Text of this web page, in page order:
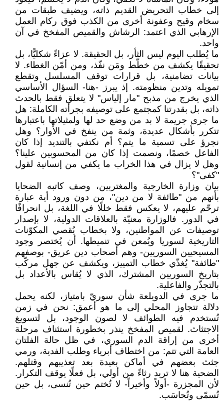
إلى خطاب التحريض القديم ذاته، ويضيف طبقات من
سخام وقيح وعفونة أخرى من الكذب فوق ركام العمل
الإرهابي الذي اعتمد: الرشاش والقميص المفخخ في آن
واحد.
ما يُطلب اليوم ليس الثأر، بل الحقيقة. لا عزاءً شكليًّا، بل
تحقيقًا يكشف من خطّط ومَن نفّذ، ومن أمّن الغطاء. لا
بيانات تضامنية، بل قرارات توقف المسلسل وتقطع
تمويله وتدين منظومته. إذ يبرز -هنا- السؤال الأساسي
الذي يخرج من مذبح "مار إلياس" لا يتعلق فقط بالحدث
ذاته، بل بقدرتنا كمجتمع على توصيفه بجرأته الكاملة: هل
ما جرى جريمة لا بد من وضع حد لها ولمثيلاتها باعتبارها
تتكرر بأشكال عديدة، وثمة من ينفخ في الأوار؟ وهل
نجرؤ على تسمية ما يتم؟ أم نكتفي بالتنديد إذا كان
الفاعل خصمًا، ونصمت إذا كان من المحسوبين علينا؟
وهل لا يزال في هذا الخراب ما يكفي من إنسانية لقول
"كفى"؟
بيان وزارة الخارجية والمغتربين، وصف كاتبه الضحايا
بأنهم من "طائفة لا من دين"، من دون ورود أية عبارة
ترحّم عليهم، لا يعكس فقط خللًا في اللغة، بل انحرافًا
في الدور. فالوزارة معنيّة بالعلاقات الدولية، لا بإصدار
توصيفات عن المواطنين، ولا بخطاب يُقصي المكوّنات
التاريخية لسوريا ويُمعن في تنميطها. أن يُختصر وجود
المسيحيين السوريين- وهم أصحاب دين عريق- بوصفهم
"طائفة" يُغذّي خطاب التمييز، ويكشف عن جهل مركّب
بتاريخ السوريين المشترك، الذي لا يُقاس بالأعداد بل
بالتجذّر والفاعلية.
ما جرى في الدويلعة شأن سوريّ بامتياز، لكنه يحمل
دلالة تتجاوز المحلي إلى ما هو أعمق: نحن في زمن
تُستخدم فيه الطوائف لا لصون الوجود، بل لتسويغ
الاجتثاث. لقميص المفخخ ينذر بخطورة استئناف مرحلة
أخرى من إراقة الدم السوري، في ظل حالة الفلتان
العامة التي تتم: من اختطاف أبرياء وطلب الفدية، ورمي
جثث بعضهم في أماكن بعيدة بعد تعذيبهم وقتلهم.
الضحية هنا لا تريد رثاءً من أولي، بل فعلًا يوقف التكرار.
لأن المجزرة -أولاً وأخيراً- لا تُختم حين تُنسى، بل حين
تُسمّى وتُحاسَب.